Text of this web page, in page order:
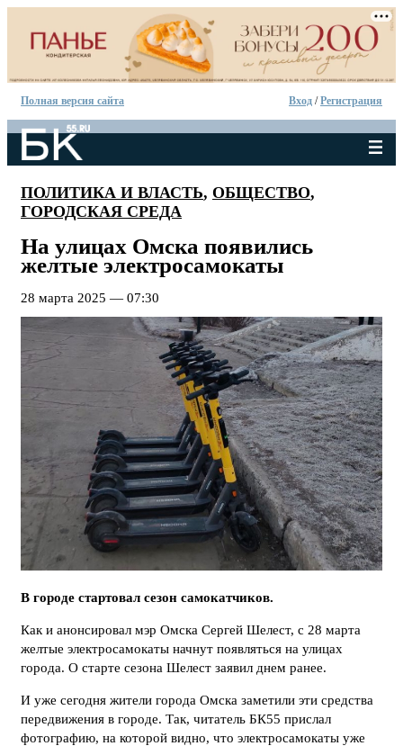
Полная версия сайта Вход /Регистрация
ПОЛИТИКА И ВЛАСТЬ, ОБЩЕСТВО,
ГОРОДСКАЯ СРЕДА
На улицах Омска появились
желтые электросамокаты
28 марта 2025 — 07:30
В городе стартовал сезон самокатчиков.
Как и анонсировал мэр Омска Сергей Шелест, с 28 марта
желтые электросамокаты начнут появляться на улицах
города. О старте сезона Шелест заявил днем ранее.
И уже сегодня жители города Омска заметили эти средства
передвижения в городе. Так, читатель БК55 прислал
фотографию, на которой видно, что электросамокаты уже